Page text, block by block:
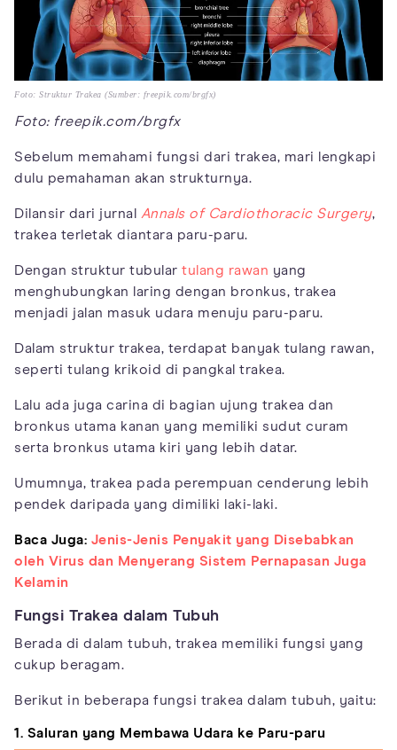
Foto: Struktur Trakea (Sumber: freepik.com/brgfx)
Foto: freepik.com/brgfx
Sebelum memahami fungsi dari trakea, mari lengkapi
dulu pemahaman akan strukturnya.
Dilansir dari jurnal Annals of Cardiothoracic Surgery,
trakea terletak diantara paru-paru.
Dengan struktur tubular tulang rawan yang
menghubungkan laring dengan bronkus, trakea
menjadi jalan masuk udara menuju paru-paru.
Dalam struktur trakea, terdapat banyak tulang rawan,
seperti tulang krikoid di pangkal trakea.
Lalu ada juga carina di bagian ujung trakea dan
bronkus utama kanan yang memiliki sudut curam
serta bronkus utama kiri yang lebih datar.
Umumnya, trakea pada perempuan cenderung lebih
pendek daripada yang dimiliki laki-laki.
Baca Juga: Jenis-Jenis Penyakit yang Disebabkan
oleh Virus dan Menyerang Sistem Pernapasan Juga
Kelamin
Fungsi Trakea dalam Tubuh
Berada di dalam tubuh, trakea memiliki fungsi yang
cukup beragam.
Berikut in beberapa fungsi trakea dalam tubuh, yaitu:
1. Saluran yang Membawa Udara ke Paru-paru